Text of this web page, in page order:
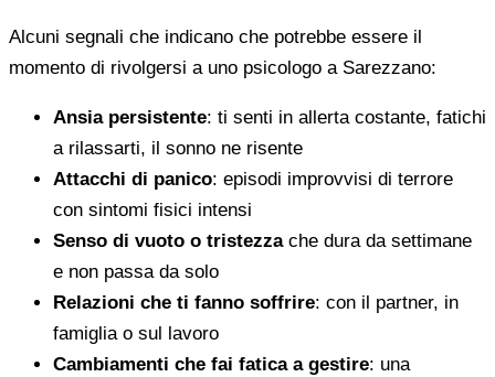
Alcuni segnali che indicano che potrebbe essere il
momento di rivolgersi a uno psicologo a Sarezzano:
Ansia persistente: ti senti in allerta costante, fatichi
a rilassarti, il sonno ne risente
Attacchi di panico: episodi improvvisi di terrore
con sintomi fisici intensi
Senso di vuoto o tristezzache dura da settimane
e non passa da solo
Relazioni che ti fanno soffrire: con il partner, in
famiglia o sul lavoro
Cambiamenti che fai fatica a gestire: una